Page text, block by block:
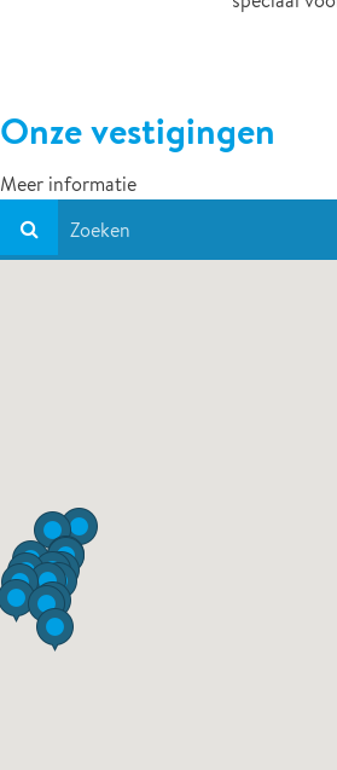
Onze vestigingen
Meer informatie